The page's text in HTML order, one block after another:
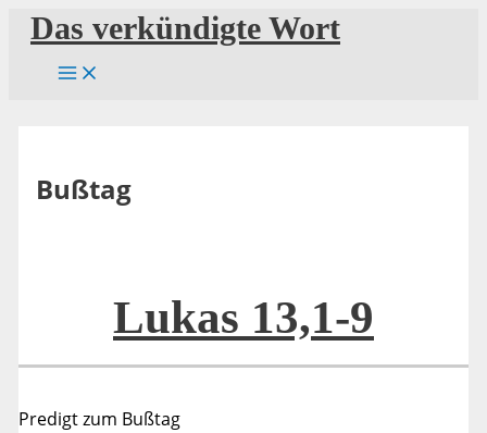
Zum
Inhalt
springen
Das verkündigte Wort
Bußtag
Lukas 13,1-9
Predigt zum Bußtag